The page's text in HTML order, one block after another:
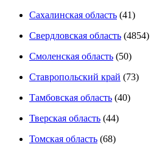
Сахалинская область (41)
Свердловская область (4854)
Смоленская область (50)
Ставропольский край (73)
Тамбовская область (40)
Тверская область (44)
Томская область (68)